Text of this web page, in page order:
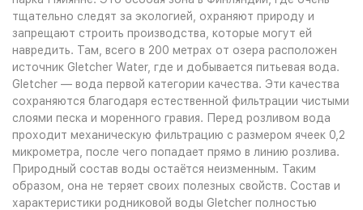
тщательно следят за экологией, охраняют природу и
запрещают строить производства, которые могут ей
навредить. Там, всего в 200 метрах от озера расположен
источник Gletcher Water, где и добывается питьевая вода.
Gletcher — вода первой категории качества. Эти качества
сохраняются благодаря естественной фильтрации чистыми
слоями песка и моренного гравия. Перед розливом вода
проходит механическую фильтрацию с размером ячеек 0,2
микрометра, после чего попадает прямо в линию розлива.
Природный состав воды остаётся неизменным. Таким
образом, она не теряет своих полезных свойств. Состав и
характеристики родниковой воды Gletcher полностью